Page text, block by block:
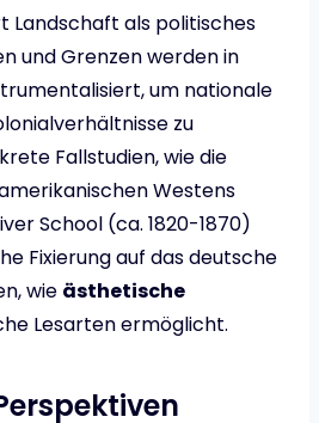
Landschaft als politisches
und Grenzen werden in
um nationale
zu
Fallstudien, wie die
Westens
School (ca. 1820-1870)
Fixierung auf das deutsche
wie ästhetische
Lesarten ermöglicht.